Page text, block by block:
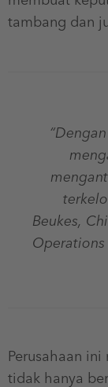
tambang dan
“
Beukes,
Operations
Perusahaan
tidak hanya